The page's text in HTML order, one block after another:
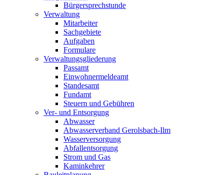
Bürgersprechstunde
Verwaltung
Mitarbeiter
Sachgebiete
Aufgaben
Formulare
Verwaltungsgliederung
Passamt
Einwohnermeldeamt
Standesamt
Fundamt
Steuern und Gebühren
Ver- und Entsorgung
Abwasser
Abwasserverband Gerolsbach-Ilm
Wasserversorgung
Abfallentsorgung
Strom und Gas
Kaminkehrer